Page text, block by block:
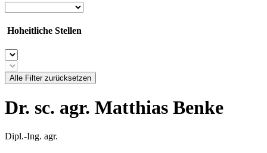
Hoheitliche Stellen
Alle Filter zurücksetzen
Dr. sc. agr. Matthias Benke
Dipl.-Ing. agr.